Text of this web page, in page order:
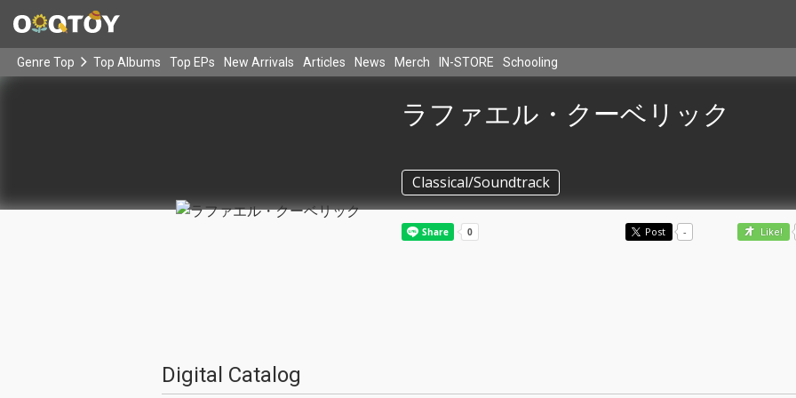
Genre Top Top Albums Top EPs New Arrivals Articles News Merch IN-STORE Schooling
ラファエル・クーベリック
Classical/Soundtrack
Post - Like!
Digital Catalog